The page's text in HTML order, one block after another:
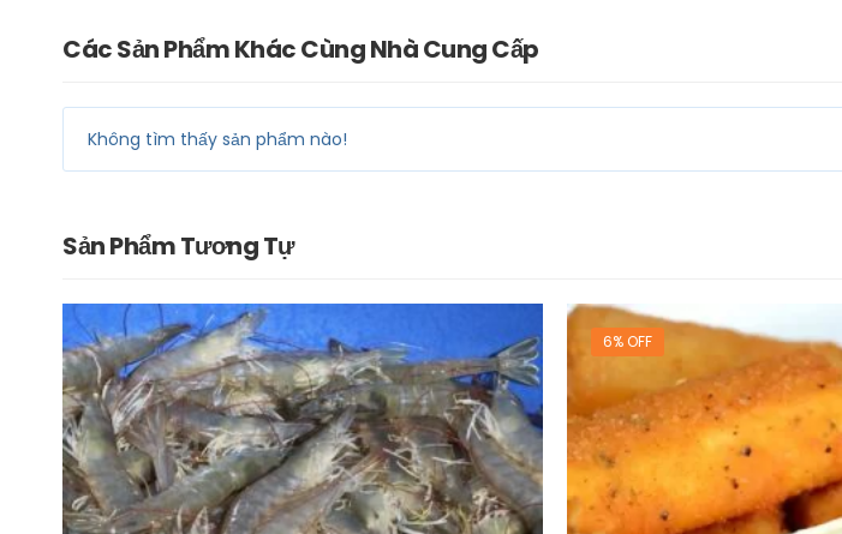
Các Sản Phẩm Khác Cùng Nhà Cung Cấp
Không tìm thấy sản phẩm nào!
Sản Phẩm Tương Tự
6% OFF